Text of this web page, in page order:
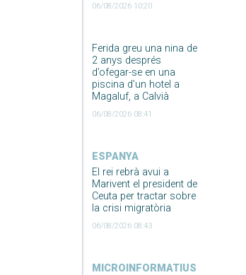
06/08/2026 10:20
Ferida greu una nina de
2 anys després
d’ofegar-se en una
piscina d’un hotel a
Magaluf, a Calvià
06/08/2026 08:41
ESPANYA
El rei rebrà avui a
Marivent el president de
Ceuta per tractar sobre
la crisi migratòria
06/08/2026 08:43
MICROINFORMATIUS